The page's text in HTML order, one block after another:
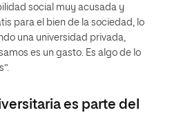
social muy acusada y
para el bien de la sociedad, lo
una universidad privada,
es un gasto. Es algo de lo
es parte del